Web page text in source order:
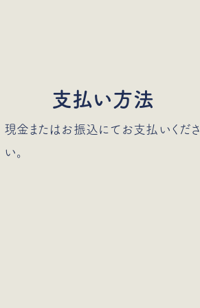
支払い方法
現金またはお振込にてお支払いくださ
い。